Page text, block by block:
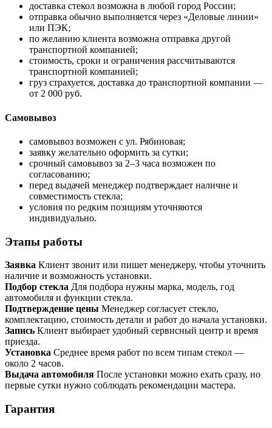
доставка стекол возможна в любой город России;
отправка обычно выполняется через «Деловые линии»
или ПЭК;
по желанию клиента возможна отправка другой
транспортной компанией;
стоимость, сроки и ограничения рассчитываются
транспортной компанией;
груз страхуется, доставка до транспортной компании —
от 2 000 руб.
Самовывоз
самовывоз возможен с ул. Рябиновая;
заявку желательно оформить за сутки;
срочный самовывоз за 2–3 часа возможен по
согласованию;
перед выдачей менеджер подтверждает наличие и
совместимость стекла;
условия по редким позициям уточняются
индивидуально.
Этапы работы
Заявка Клиент звонит или пишет менеджеру, чтобы уточнить
наличие и возможность установки.
Подбор стекла Для подбора нужны марка, модель, год
автомобиля и функции стекла.
Подтверждение цены Менеджер согласует стекло,
комплектацию, стоимость детали и работ до начала установки.
Запись Клиент выбирает удобный сервисный центр и время
приезда.
Установка Среднее время работ по всем типам стекол —
около 2 часов.
Выдача автомобиля После установки можно ехать сразу, но
первые сутки нужно соблюдать рекомендации мастера.
Гарантия